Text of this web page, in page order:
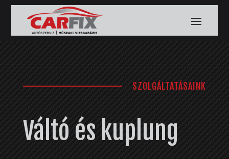
SZOLGÁLTATÁSAINK
Váltó és kuplung